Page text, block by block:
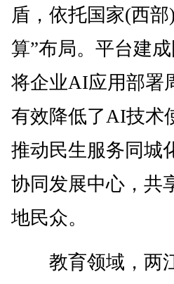
盾，依托国家(西
算”布局。平台建
将企业AI应用部署
有效降低了AI技术
推动民生服务同城
协同发展中心，共
地民众。
教育领域，两江